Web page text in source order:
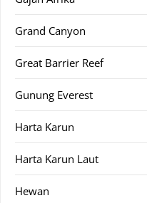
Grand Canyon
Great Barrier Reef
Gunung Everest
Harta Karun
Harta Karun Laut
Hewan